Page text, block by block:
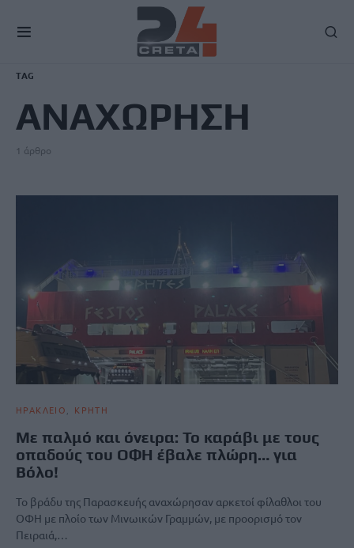
TAG
ΑΝΑΧΩΡΗΣΗ
1 άρθρο
ΗΡΑΚΛΕΙΟ ΚΡΗΤΗ
Με παλμό και όνειρα: Το καράβι με τους
οπαδούς του ΟΦΗ έβαλε πλώρη… για
Βόλο!
Το βράδυ της Παρασκευής αναχώρησαν αρκετοί φίλαθλοι του
ΟΦΗ με πλοίο των Μινωικών Γραμμών, με προορισμό τον
Πειραιά,…